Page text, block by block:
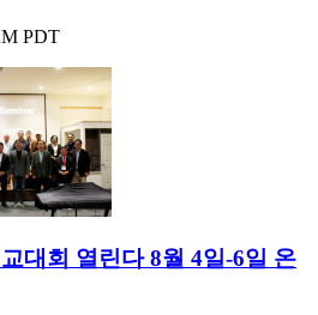
PDT
대회 열린다 8월 4일-6일 온